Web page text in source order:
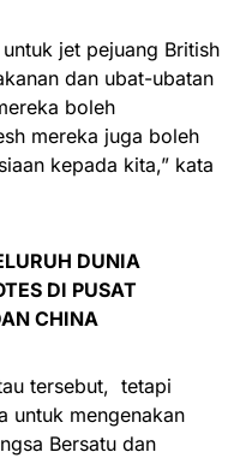
jet pejuang British
dan ubat-ubatan
boleh
mereka juga boleh
kepada kita,” kata
DUNIA
DI PUSAT
CHINA
tersebut, tetapi
untuk mengenakan
Bersatu dan